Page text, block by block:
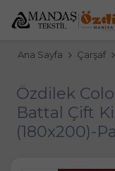
Ana Sayfa Çarşaf
Özdilek
Battal Çift
(180x200)-